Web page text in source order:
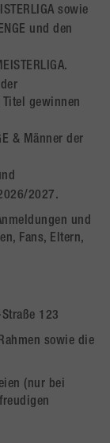
sowie
und den
gewinnen
& Männer der
2027.
und
Fans, Eltern,
123
sowie die
(nur bei